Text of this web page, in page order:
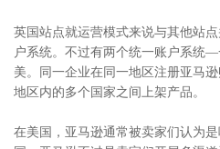
英国站点就运营模式来说与其他站
户系统。不过有两个统一账户系统
美。同一企业在同一地区注册亚马
地区内的多个国家之间上架产品。
在美国，亚马逊通常被卖家们认为